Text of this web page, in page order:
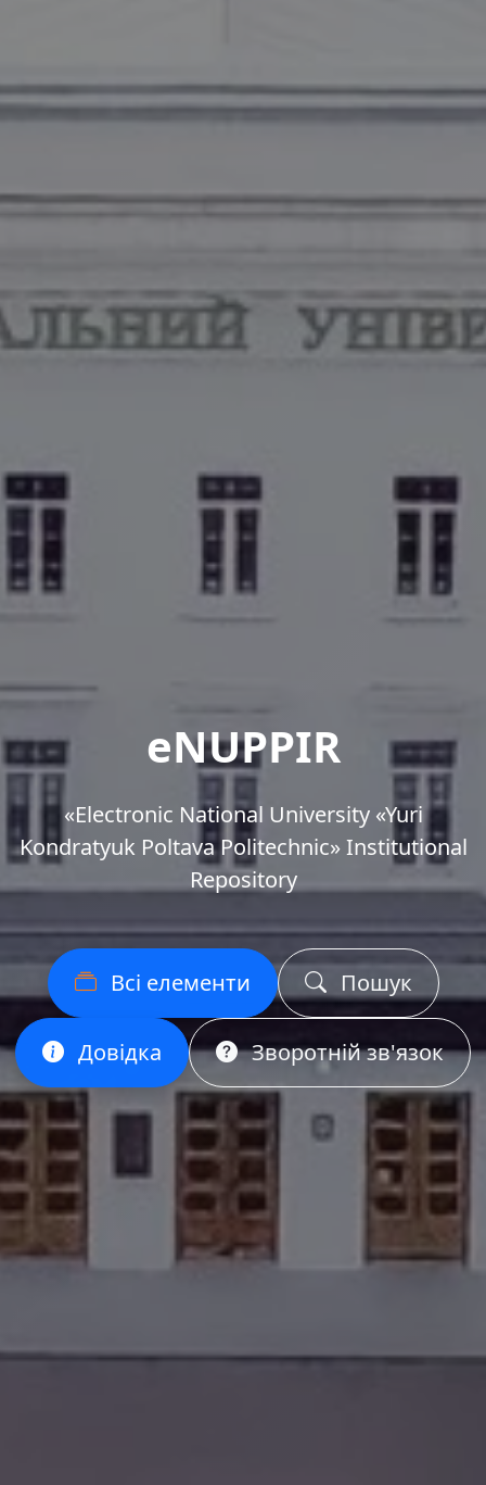
eNUPPIR
«Еlectronic National University «Yuri
Kondratyuk Poltava Politechnic» Institutional
Repository
Всі елементи Пошук
Довідка Зворотній зв'язок